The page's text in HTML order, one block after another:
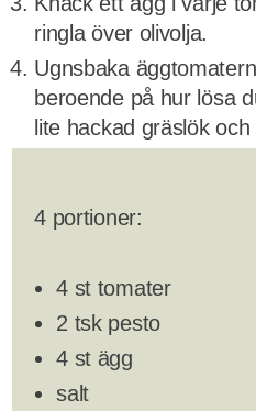
ringla över olivolja.
Ugnsbaka
beroende på hur lösa
lite hackad gräslök
4 portioner:
4 st tomater
2 tsk pesto
4 st ägg
salt